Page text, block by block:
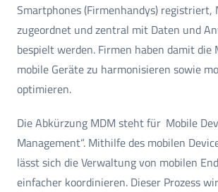
Smartphones (Firmenhandys)
zugeordnet und zentral mit Daten und
bespielt werden. Firmen haben damit die
mobile Geräte zu harmonisieren sowie
optimieren.
Die Abkürzung MDM steht für ‚Mobile
Management“. Mithilfe des mobilen
lässt sich die Verwaltung von mobilen
einfacher koordinieren. Dieser Prozess